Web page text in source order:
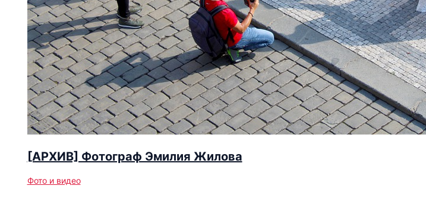
[АРХИВ] Фотограф Эмилия Жилова
Фото и видео